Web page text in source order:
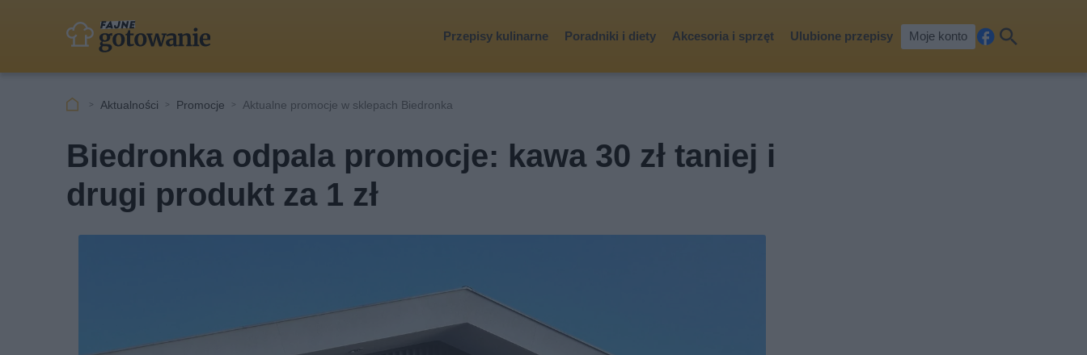
Przepisy kulinarne Poradniki i diety Akcesoria i sprzęt Ulubione przepisy Moje konto
cebkaj
Aktualności Promocje Aktualne promocje w sklepach Biedronka
Biedronka odpala promocje: kawa 30 zł taniej i
drugi produkt za 1 zł